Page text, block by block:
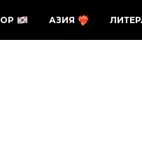
АЗИЯ